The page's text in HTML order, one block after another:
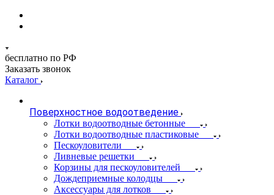
бесплатно по РФ
Заказать звонок
Каталог
Поверхностное водоотведение
Лотки водоотводные бетонные
Лотки водоотводные пластиковые
Пескоуловители
Ливневые решетки
Корзины для пескоуловителей
Дождеприемные колодцы
Аксессуары для лотков